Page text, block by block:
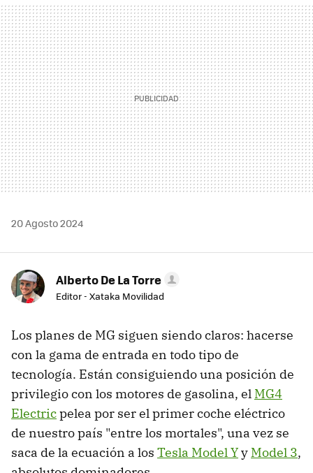
MAIL
20 Agosto 2024
Alberto De La Torre
Editor - Xataka Movilidad
Los planes de MG siguen siendo claros: hacerse
con la gama de entrada en todo tipo de
tecnología. Están consiguiendo una posición de
privilegio con los motores de gasolina, el MG4
Electricpelea por ser el primer coche eléctrico
de nuestro país "entre los mortales", una vez se
saca de la ecuación a los Tesla Model Yy Model 3,